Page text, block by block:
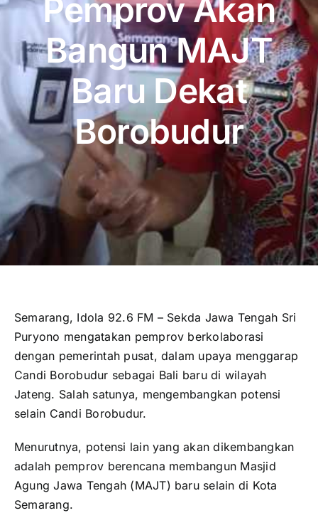
Publikasi
Peta Wisata
BLU
Pemprov Akan
Bangun MAJT
Baru Dekat
Borobudur
Semarang, Idola 92.6 FM – Sekda Jawa Tengah Sri
Puryono mengatakan pemprov berkolaborasi
dengan pemerintah pusat, dalam upaya menggarap
Candi Borobudur sebagai Bali baru di wilayah
Jateng. Salah satunya, mengembangkan potensi
selain Candi Borobudur.
Menurutnya, potensi lain yang akan dikembangkan
adalah pemprov berencana membangun Masjid
Agung Jawa Tengah (MAJT) baru selain di Kota
Semarang.